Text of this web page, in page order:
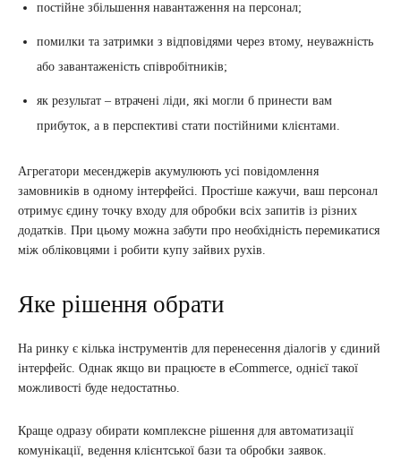
постійне збільшення навантаження на персонал;
помилки та затримки з відповідями через втому, неуважність
або завантаженість співробітників;
як результат – втрачені ліди, які могли б принести вам
прибуток, а в перспективі стати постійними клієнтами.
Агрегатори месенджерів акумулюють усі повідомлення
замовників в одному інтерфейсі. Простіше кажучи, ваш персонал
отримує єдину точку входу для обробки всіх запитів із різних
додатків. При цьому можна забути про необхідність перемикатися
між обліковцями і робити купу зайвих рухів.
Яке рішення обрати
На ринку є кілька інструментів для перенесення діалогів у єдиний
інтерфейс. Однак якщо ви працюєте в eCommerce, однієї такої
можливості буде недостатньо.
Краще одразу обирати комплексне рішення для автоматизації
комунікації, ведення клієнтської бази та обробки заявок.